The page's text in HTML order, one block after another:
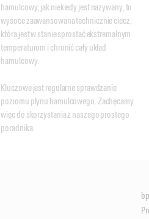
hamulcowy, jak niekiedy jest nazywany, to
wysoce zaawansowana technicznie ciecz,
która jest w stanie sprostać ekstremalnym
temperaturom i chronić cały układ
hamulcowy.
Kluczowe jest regularne sprawdzanie
poziomu płynu hamulcowego. Zachęcamy
więc do skorzystania z naszego prostego
poradnika.